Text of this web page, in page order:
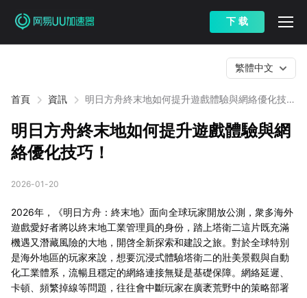
下 载
首頁 資訊
明日方舟終末地如何提升遊戲體驗與網絡優化技
繁體中文
明日方舟終末地如何提升遊戲體驗與網
絡優化技巧！
2026-01-20
2026年，《明日方舟：終末地》面向全球玩家開放公測，衆多海外
遊戲愛好者將以終末地工業管理員的身份，踏上塔衛二這片既充滿
機遇又潛藏風險的大地，開啓全新探索和建設之旅。對於全球特別
是海外地區的玩家來說，想要沉浸式體驗塔衛二的壯美景觀與自動
化工業體系，流暢且穩定的網絡連接無疑是基礎保障。網絡延遲、
卡頓、頻繁掉線等問題，往往會中斷玩家在廣袤荒野中的策略部署